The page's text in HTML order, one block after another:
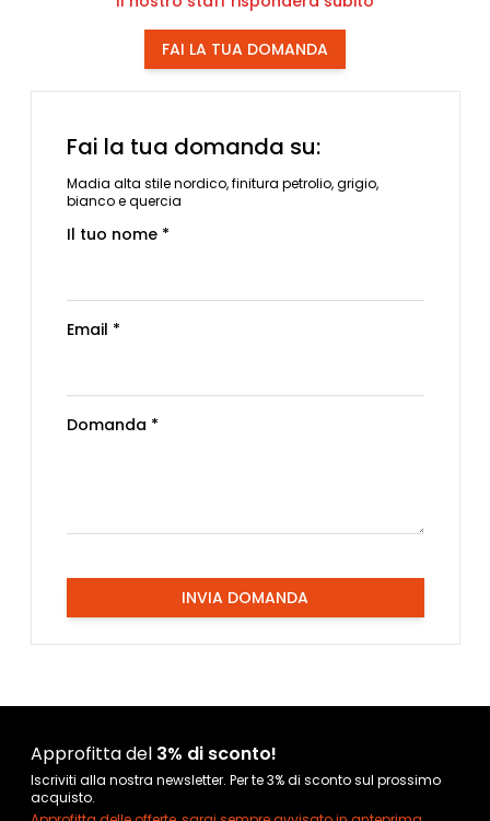
FAI LA TUA DOMANDA
Fai la tua domanda su:
Madia alta stile nordico, finitura petrolio, grigio,
bianco e quercia
Il tuo nome *
Email *
Domanda *
INVIA DOMANDA
Approfitta del 3% di sconto!
Iscriviti alla nostra newsletter. Per te 3% di sconto sul prossimo
acquisto.